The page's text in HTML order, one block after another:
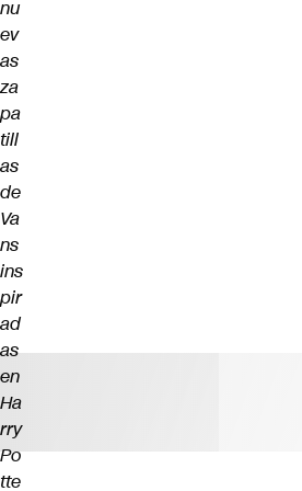
nu
ev
as
za
pa
till
as
de
Va
ns
ins
pir
ad
as
en
Ha
rry
Po
tte